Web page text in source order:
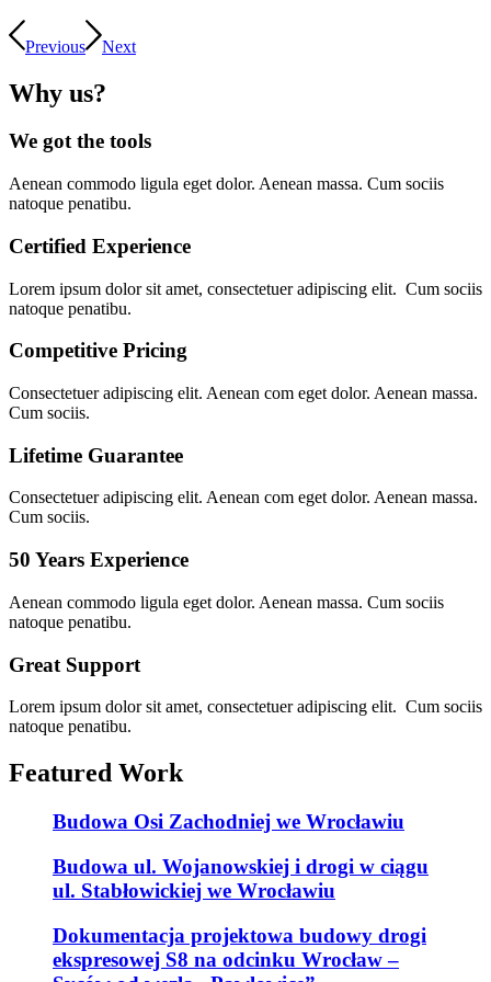
Previous Next
Why us?
We got the tools
Aenean commodo ligula eget dolor. Aenean massa. Cum sociis
natoque penatibu.
Certified Experience
Lorem ipsum dolor sit amet, consectetuer adipiscing elit. Cum sociis
natoque penatibu.
Competitive Pricing
Consectetuer adipiscing elit. Aenean com eget dolor. Aenean massa.
Cum sociis.
Lifetime Guarantee
Consectetuer adipiscing elit. Aenean com eget dolor. Aenean massa.
Cum sociis.
50 Years Experience
Aenean commodo ligula eget dolor. Aenean massa. Cum sociis
natoque penatibu.
Great Support
Lorem ipsum dolor sit amet, consectetuer adipiscing elit. Cum sociis
natoque penatibu.
Featured Work
Budowa Osi Zachodniej we Wrocławiu
Budowa ul. Wojanowskiej i drogi w ciągu
ul. Stabłowickiej we Wrocławiu
Dokumentacja projektowa budowy drogi
ekspresowej S8 na odcinku Wrocław –